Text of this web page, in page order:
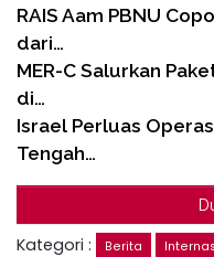
RAIS Aam PBNU
dari…
MER-C Salurkan
di…
Israel Perluas
Tengah…
Kategori : Berita